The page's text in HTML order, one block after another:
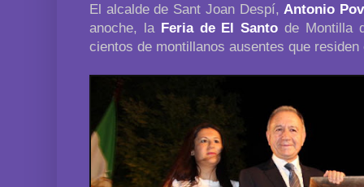
El alcalde de Sant Joan Despí, Antonio
anoche, la Feria de El Santo de Montilla
cientos de montillanos ausentes que